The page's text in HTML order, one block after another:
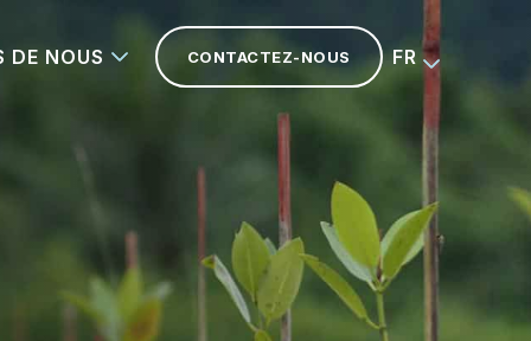
DE NOUS CONTACTEZ-NOUS FR